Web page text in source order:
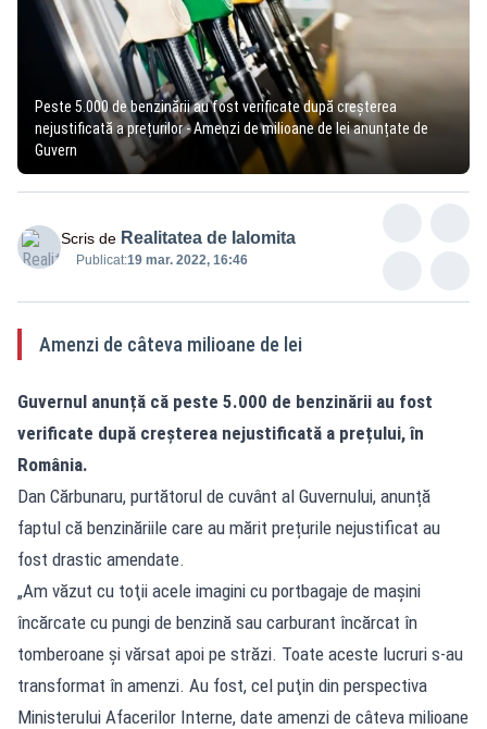
Peste 5.000 de benzinării au fost verificate după creșterea
nejustificată a prețurilor - Amenzi de milioane de lei anunțate de
Guvern
Scris de Realitatea de Ialomita
Publicat:19 mar. 2022, 16:46
Amenzi de câteva milioane de lei
Guvernul anunță că peste 5.000 de benzinării au fost
verificate după creșterea nejustificată a prețului, în
România.
Dan Cărbunaru, purtătorul de cuvânt al Guvernului, anunță
faptul că benzinăriile care au mărit prețurile nejustificat au
fost drastic amendate.
„Am văzut cu toţii acele imagini cu portbagaje de maşini
încărcate cu pungi de benzină sau carburant încărcat în
tomberoane şi vărsat apoi pe străzi. Toate aceste lucruri s-au
transformat în amenzi. Au fost, cel puţin din perspectiva
Ministerului Afacerilor Interne, date amenzi de câteva milioane